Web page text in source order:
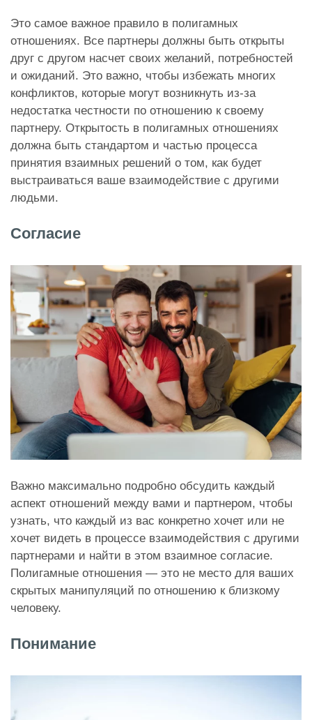
Это самое важное правило в полигамных
отношениях. Все партнеры должны быть открыты
друг с другом насчет своих желаний, потребностей
и ожиданий. Это важно, чтобы избежать многих
конфликтов, которые могут возникнуть из-за
недостатка честности по отношению к своему
партнеру. Открытость в полигамных отношениях
должна быть стандартом и частью процесса
принятия взаимных решений о том, как будет
выстраиваться ваше взаимодействие с другими
людьми.
Согласие
Важно максимально подробно обсудить каждый
аспект отношений между вами и партнером, чтобы
узнать, что каждый из вас конкретно хочет или не
хочет видеть в процессе взаимодействия с другими
партнерами и найти в этом взаимное согласие.
Полигамные отношения — это не место для ваших
скрытых манипуляций по отношению к близкому
человеку.
Понимание